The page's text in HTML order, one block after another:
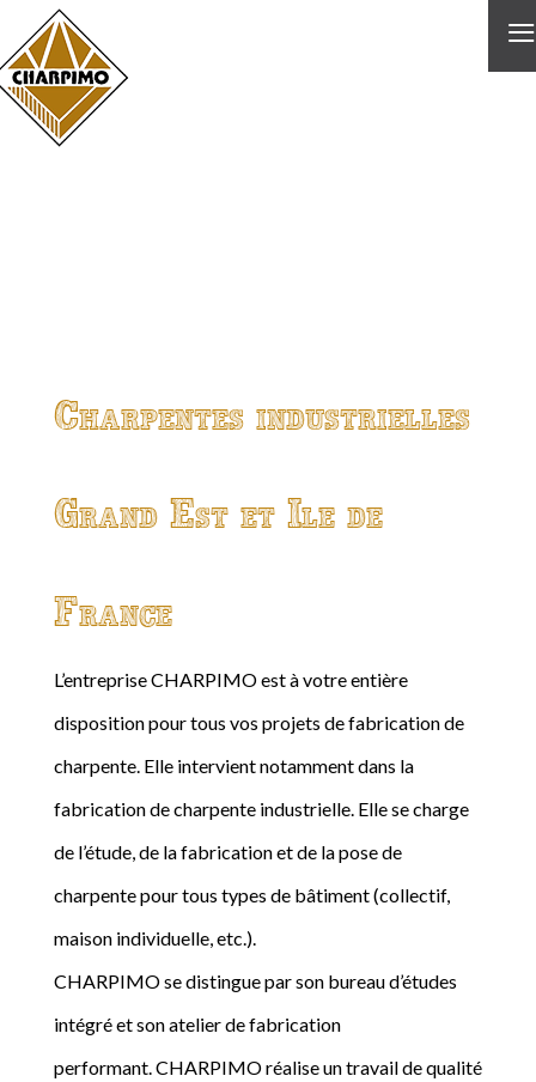
≡
Charpentes industrielles
Grand Est et Ile de
France
L’entreprise CHARPIMO est à votre entière
disposition pour tous vos projets de fabrication de
charpente. Elle intervient notamment dans la
fabrication de charpente industrielle. Elle se charge
de l’étude, de la fabrication et de la pose de
charpente pour tous types de bâtiment (collectif,
maison individuelle, etc.).
CHARPIMO se distingue par son bureau d’études
intégré et son atelier de fabrication
performant. CHARPIMO réalise un travail de qualité